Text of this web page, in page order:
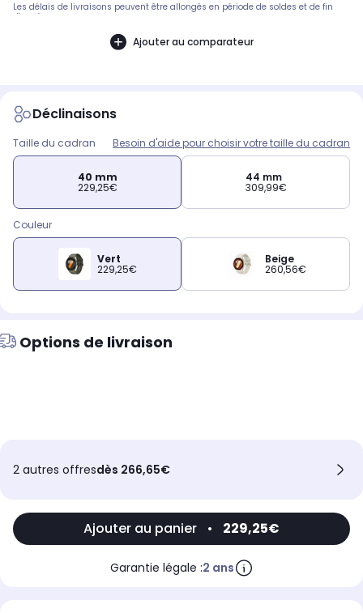
Les délais de livraisons peuvent être allongés en période de soldes et de fin
d'année.
Ajouter au comparateur
Déclinaisons
Taille du cadran Besoin d'aide pour choisir votre taille du cadran
40 mm
229,25€
44 mm
309,99€
Couleur
Vert
229,25€
Beige
260,56€
Options de livraison
2 autres offresdès 266,65€
Ajouter au panier • 229,25€
Garantie légale :2 ans